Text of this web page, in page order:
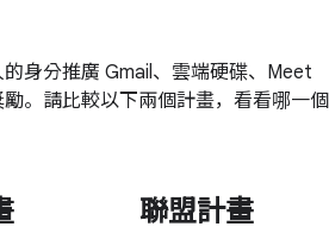
身分推廣 Gmail、雲端硬碟、Meet
。請比較以下兩個計畫，看看哪一個
聯盟計畫